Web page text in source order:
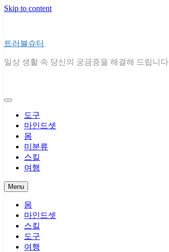
Skip to content
트러블슈터
일상 생활 속 당신의 궁금증을 해결해 드립니다
도구
마인드셋
몸
미분류
스킬
여행
Menu
몸
마인드셋
스킬
도구
여행